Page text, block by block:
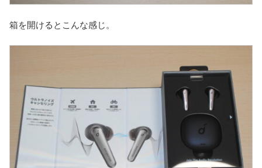
箱を開けるとこんな感じ。